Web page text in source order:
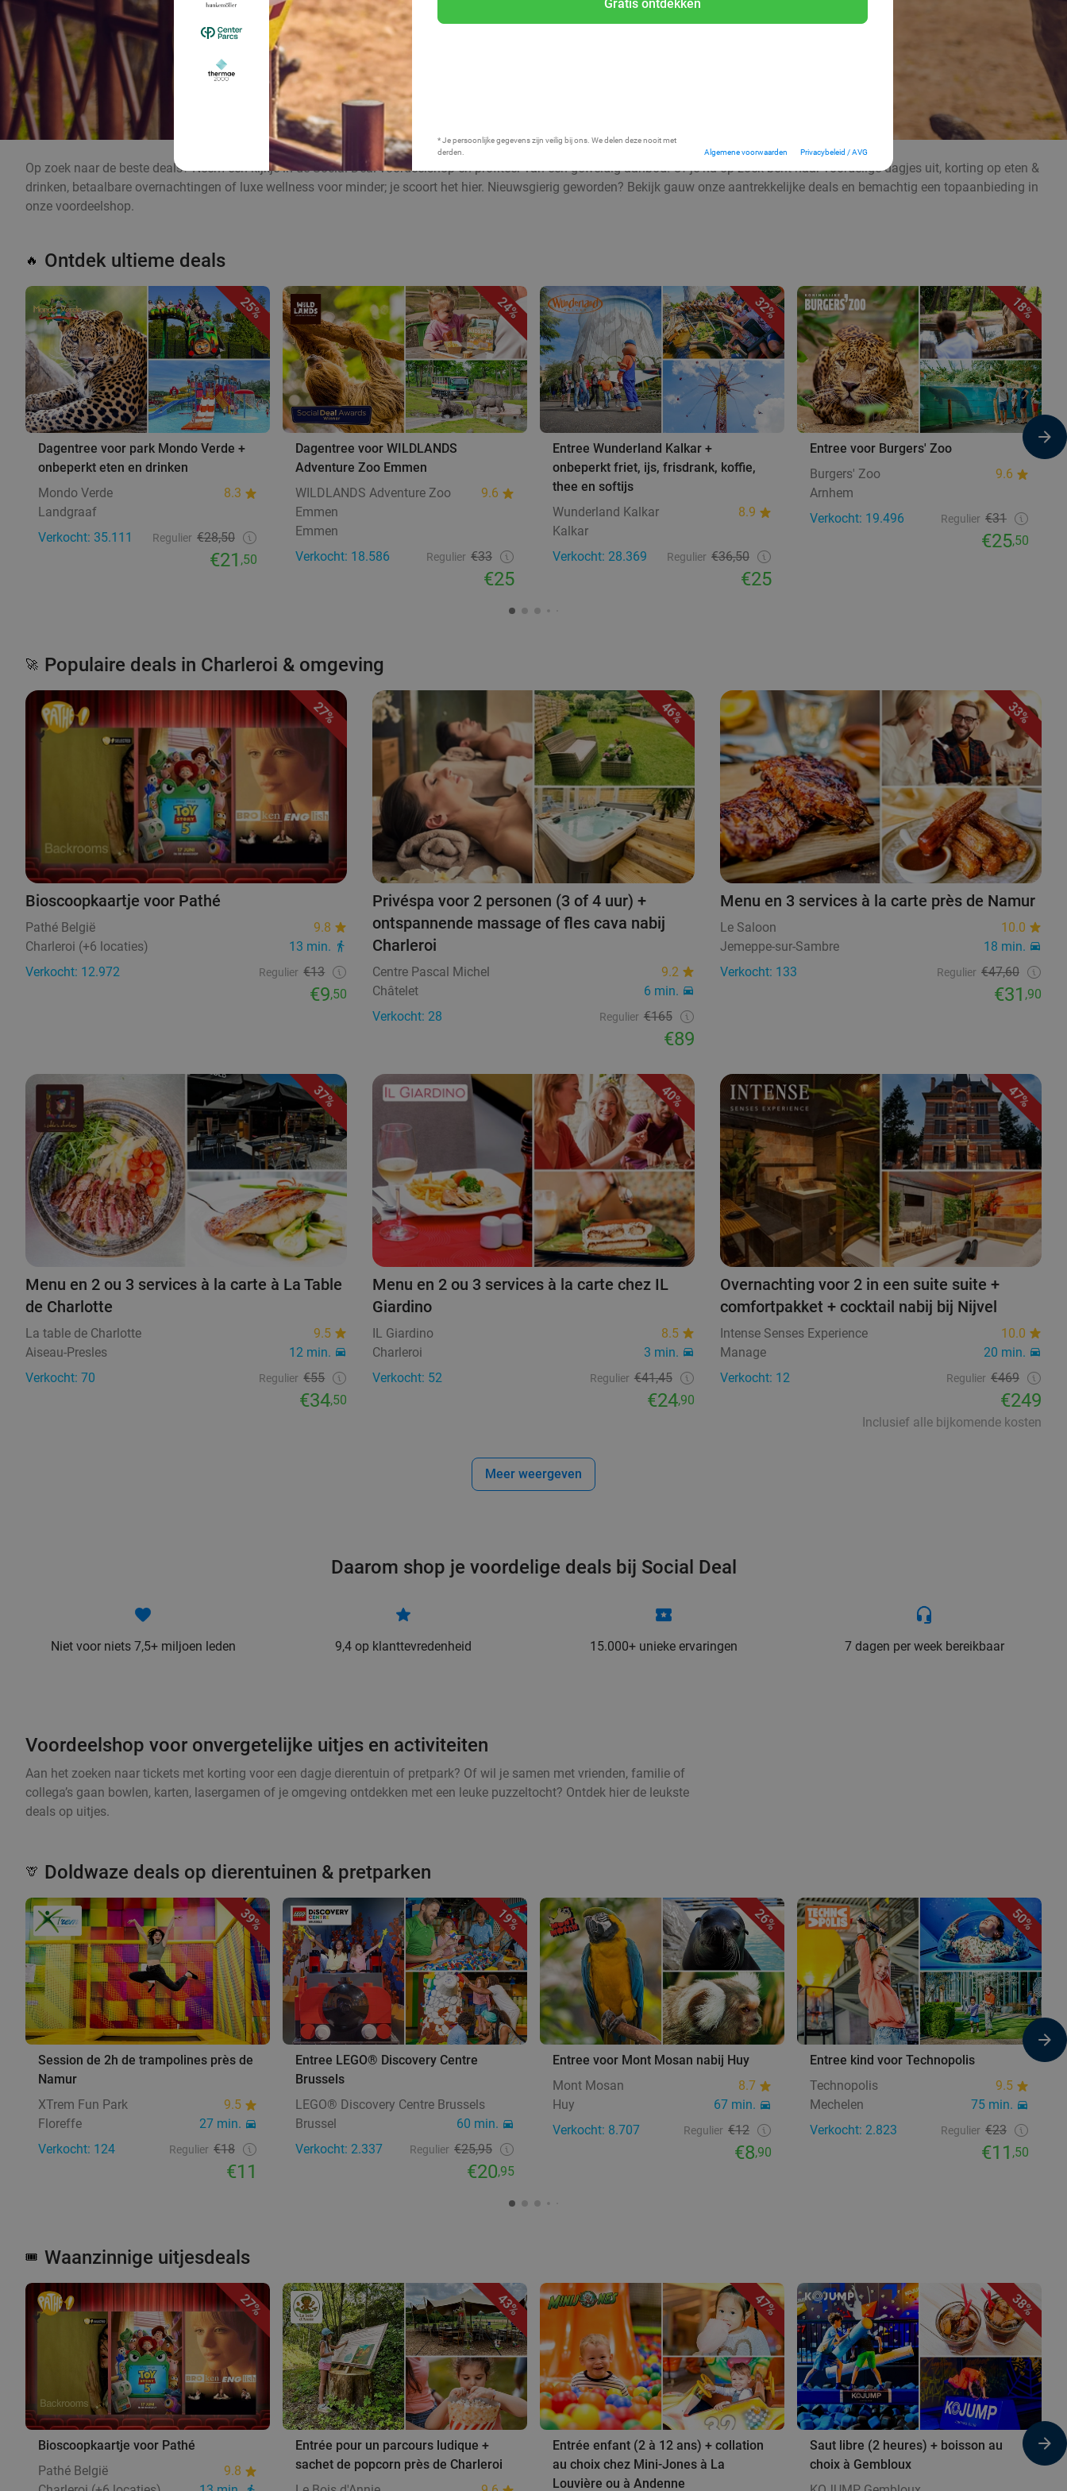
Gratis ontdekken
* Je persoonlijke gegevens zijn veilig bij ons. We delen deze nooit met
derden.
Algemene voorwaarden Privacybeleid / AVG
Op zoek naar de beste deals? Neem een kijkje in de Social Deal voordeelshop en profiteer van een geweldig aanbod! Of je nu op zoek bent naar voordelige dagjes uit, korting op eten &
drinken, betaalbare overnachtingen of luxe wellness voor minder; je scoort het hier. Nieuwsgierig geworden? Bekijk gauw onze aantrekkelijke deals en bemachtig een topaanbieding in
onze voordeelshop.
🔥 Ontdek ultieme deals
25%
Dagentree voor park Mondo Verde +
onbeperkt eten en drinken
Mondo Verde
8.3
Landgraaf
Verkocht: 35.111
Regulier €28,50
€21 ,50
24%
Dagentree voor WILDLANDS
Adventure Zoo Emmen
WILDLANDS Adventure Zoo
Emmen
9.6
Emmen
Verkocht: 18.586
Regulier €33
€25
32%
Entree Wunderland Kalkar +
onbeperkt friet, ijs, frisdrank, koffie,
thee en softijs
Wunderland Kalkar
8.9
Kalkar
Verkocht: 28.369
Regulier €36,50
€25
18%
Entree voor Burgers' Zoo
Burgers' Zoo
9.6
Arnhem
Verkocht: 19.496
Regulier €31
€25,50
🚀 Populaire deals in Charleroi & omgeving
27%
Bioscoopkaartje voor Pathé
Pathé België
9.8
Charleroi (+6 locaties)
13 min.
Verkocht: 12.972
Regulier €13
€9,50
46%
Privéspa voor 2 personen (3 of 4 uur) +
ontspannende massage of fles cava nabij
Charleroi
Centre Pascal Michel
9.2
Châtelet
6 min.
Verkocht: 28
Regulier €165
€89
33%
Menu en 3 services à la carte près de Namur
Le Saloon
10.0
Jemeppe-sur-Sambre
18 min.
Verkocht: 133
Regulier €47,60
€31 ,90
37%
Menu en 2 ou 3 services à la carte à La Table
de Charlotte
La table de Charlotte
9.5
Aiseau-Presles
12 min.
Verkocht: 70
Regulier €55
€34,50
40%
Menu en 2 ou 3 services à la carte chez IL
Giardino
IL Giardino
8.5
Charleroi
3 min.
Verkocht: 52
Regulier €41,45
€24,90
47%
Overnachting voor 2 in een suite suite +
comfortpakket + cocktail nabij bij Nijvel
Intense Senses Experience
10.0
Manage
20 min.
Verkocht: 12
Regulier €469
€249
Inclusief alle bijkomende kosten
Meer weergeven
Daarom shop je voordelige deals bij Social Deal
Niet voor niets 7,5+ miljoen leden 9,4 op klanttevredenheid 15.000+ unieke ervaringen 7 dagen per week bereikbaar
Voordeelshop voor onvergetelijke uitjes en activiteiten
Aan het zoeken naar tickets met korting voor een dagje dierentuin of pretpark? Of wil je samen met vrienden, familie of
collega’s gaan bowlen, karten, lasergamen of je omgeving ontdekken met een leuke puzzeltocht? Ontdek hier de leukste
deals op uitjes.
🦒 Doldwaze deals op dierentuinen & pretparken
39%
Session de 2h de trampolines près de
Namur
XTrem Fun Park
9.5
Floreffe
27 min.
Verkocht: 124
Regulier €18
€11
19%
Entree LEGO® Discovery Centre
Brussels
LEGO® Discovery Centre Brussels
Brussel
60 min.
Verkocht: 2.337
Regulier €25,95
€20,95
26%
Entree voor Mont Mosan nabij Huy
Mont Mosan
8.7
Huy
67 min.
Verkocht: 8.707
Regulier €12
€8,90
50%
Entree kind voor Technopolis
Technopolis
9.5
Mechelen
75 min.
Verkocht: 2.823
Regulier €23
€11 ,50
🎟️ Waanzinnige uitjesdeals
27%
Bioscoopkaartje voor Pathé
Pathé België
9.8
43%
Entrée pour un parcours ludique +
sachet de popcorn près de Charleroi
47%
Entrée enfant (2 à 12 ans) + collation
au choix chez Mini-Jones à La
Louvière ou à Andenne
38%
Saut libre (2 heures) + boisson au
choix à Gembloux